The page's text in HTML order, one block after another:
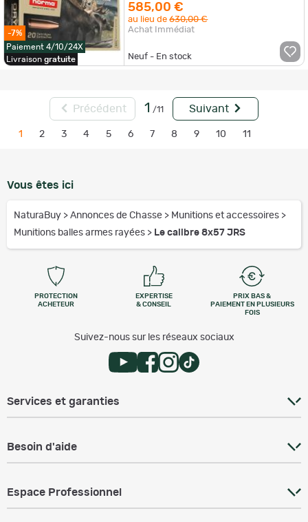
-7%
Paiement 4/10/24X
Livraison gratuite
585,00 €
au lieu de630,00 €
Achat Immédiat
Neuf - En stock
Précédent 1 /11 Suivant
1 2 3 4 5 6 7 8 9 10 11
Vous êtes ici
NaturaBuy > Annonces de Chasse > Munitions et accessoires >
Munitions balles armes rayées > Le calibre 8x57 JRS
PROTECTION
ACHETEUR
EXPERTISE
& CONSEIL
PRIX BAS &
PAIEMENT EN PLUSIEURS
FOIS
Suivez-nous sur les réseaux sociaux
Services et garanties
Besoin d'aide
Espace Professionnel